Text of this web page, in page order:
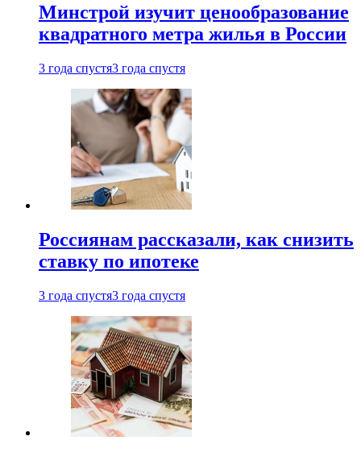
Минстрой изучит ценообразование
квадратного метра жилья в России
3 года спустя3 года спустя
Россиянам рассказали, как снизить
ставку по ипотеке
3 года спустя3 года спустя